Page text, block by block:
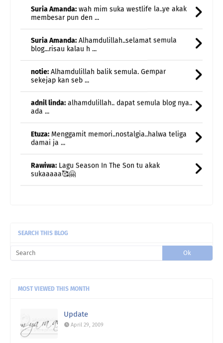
Suria Amanda:
Alhamdulillah..selamat semula
blog...risau kalau h ...
notie:
Alhamdulillah balik semula. Gempar
sekejap kan seb ...
adnil linda:
alhamdulillah.. dapat semula blog nya..
ada ...
Etuza:Menggamit memori..nostalgia..halwa teliga
damai ja ...
Rawiwa: Lagu Season In The Son tu akak
sukaaaaa🥰🤗
Rawiwa:
Weekend kami jarang breakfast kat luar...
biasa br ...
SEARCH THIS BLOG
MOST VIEWED THIS MONTH
Update
April 29, 2009